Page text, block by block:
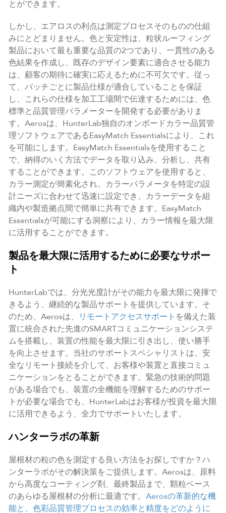
とができます。
しかし、エアロスの利点は測定プロセスそのものの仕組
みにとどまりません。色と安定性は、粒状ルーフィング
製品において最も重要な品質の2つであり、一貫性のある
色結果を作成し、既存のデザイン要素に適合させる能力
は、顧客の期待に確実に応えるために不可欠です。従っ
て、バッチごとに製品仕様が適合していることを保証
し、これらの仕様を加工工場間で伝達するためには、色
標準と品質管理パラメーターを開発する必要がありま
す。Aerosは、HunterLab独自のオンボードカラー品質管
理ソフトウェアであるEasyMatch Essentialsにより、これ
を可能にします。EasyMatch Essentialsを使用すること
で、納得のいく方法でデータを取り込み、分析し、共有
することができます。このソフトウェアを使用すると、
カラー測定が簡素化され、カラーパラメータを特定の設
計ニーズに合わせて迅速に設定でき、カラーデータを組
織内や製造拠点間で簡単に共有できます。EasyMatch
Essentialsが可能にする洞察により、カラー情報を最大限
に活用することができます。
製品を最大限に活用するために必要なサポー
ト
HunterLabでは、分光光度計がその能力を最大限に発揮で
きるよう、継続的な製品サポートを提供しています。そ
のため、Aerosは、
リモートアクセスサポート を備えた装
置に統合された先進のSMARTコミュニケーションシステ
ムを搭載し、装置の性能を最大限に引き出し、使い勝手
を向上させます。当社のサポートスペシャリストは、安
全なリモート接続を介して、お客様や装置と直接コミュ
ニケーションをとることができます。緊急の技術的問題
がある場合でも、装置の全機能を理解するためのサポー
トが必要な場合でも、HunterLabはお客様が投資を最大限
に活用できるよう、全力でサポートいたします。
ハンターラボの革新
屋根材の粒の色を測定する良い方法をお探しですか？ハ
ンターラボがその解決策をご提供します。Aerosは、原料
から高度なコーティング剤、最終製品まで、顆粒ベース
のあらゆる屋根材の分析に最適です。 Aerosの革新的な機
能と、色彩品質管理プロセスの効率と精度をどのように